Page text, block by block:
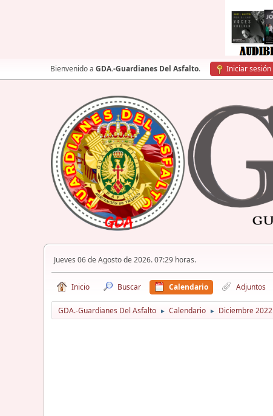
Bienvenido a GDA.-Guardianes Del Asfalto. Iniciar sesión
Jueves 06 de Agosto de 2026. 07:29 horas.
Inicio Buscar Calendario Adjuntos
GDA.-Guardianes Del Asfalto ► Calendario ► Diciembre 2022